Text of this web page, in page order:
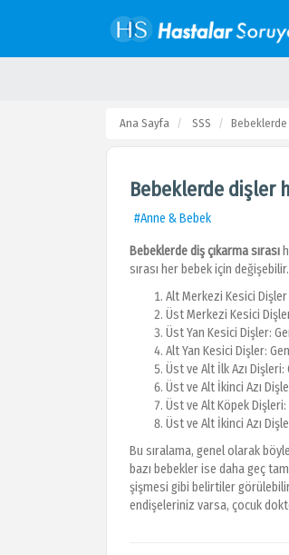
Ana Sayfa SSS Bebeklerde
Bebeklerde dişler
#Anne & Bebek
Bebeklerde diş çıkarma sırası
sırası her bebek için
Alt Merkezi Kesici Dişler
Üst Merkezi Kesici
Üst Yan Kesici Dişler:
Alt Yan Kesici Dişler:
Üst ve Alt İlk Azı Dişleri:
Üst ve Alt İkinci Azı
Üst ve Alt Köpek Dişleri:
Üst ve Alt İkinci Azı
Bu sıralama, genel olarak
bazı bebekler ise daha geç
şişmesi gibi belirtiler
endişeleriniz varsa, çocuk